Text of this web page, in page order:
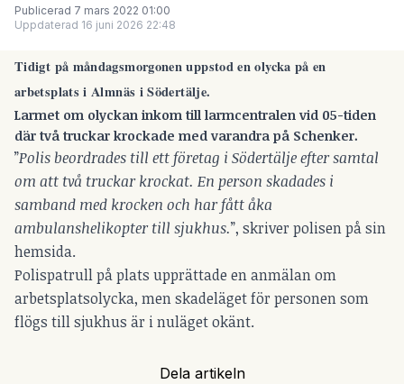
Publicerad 7 mars 2022 01:00
Uppdaterad 16 juni 2026 22:48
Tidigt på måndagsmorgonen uppstod en olycka på en
arbetsplats i Almnäs i Södertälje.
Larmet om olyckan inkom till larmcentralen vid 05-tiden
där två truckar krockade med varandra på Schenker.
”Polis beordrades till ett företag i Södertälje efter samtal
om att två truckar krockat. En person skadades i
samband med krocken och har fått åka
ambulanshelikopter till sjukhus.”, skriver polisen på sin
hemsida.
Polispatrull på plats upprättade en anmälan om
arbetsplatsolycka, men skadeläget för personen som
flögs till sjukhus är i nuläget okänt.
Dela artikeln